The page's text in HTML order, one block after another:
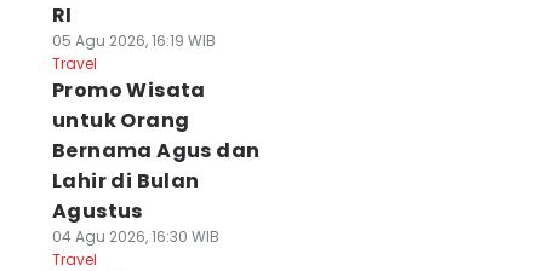
RI
05 Agu 2026, 16:19 WIB
Travel
Promo Wisata
untuk Orang
Bernama Agus dan
Lahir di Bulan
Agustus
04 Agu 2026, 16:30 WIB
Travel